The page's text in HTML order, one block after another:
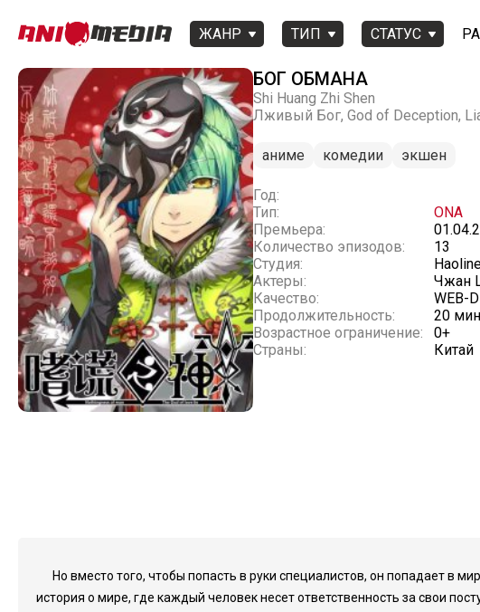
ЖАНР ТИП СТАТУС
БОГ ОБМАНА
Shi Huang Zhi Shen
Лживый Бог, God of Deception,
аниме комедии экшен
Год:
Тип:
ONA
Премьера:
Количество эпизодов:
13
Студия:
Актеры:
Чжан
Качество:
WEB-
Продолжительность:
20
Возрастное ограничение:
0+
Страны:
Китай
Но вместо того, чтобы попасть в руки специалистов, он попадает в
история о мире, где каждый человек несет ответственность за свои